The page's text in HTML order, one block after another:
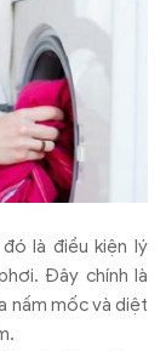
là điều kiện lý
Đây chính là
nấm mốc và diệt